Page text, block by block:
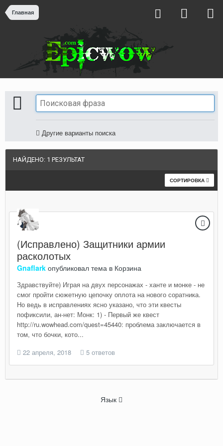
Главная
Другие варианты поиска
НАЙДЕНО: 1 РЕЗУЛЬТАТ
СОРТИРОВКА
(Исправлено) Защитники армии
расколотых
Gnaflark опубликовал тема в Корзина
Здравствуйте) Играя на двух персонажах - ханте и монке - не
смог пройти сюжетную цепочку оплота на нового соратника.
Но ведь в исправлениях ясно указано, что эти квесты
пофиксили, ан-нет: Монк: 1) - Первый же квест
http://ru.wowhead.com/quest=45440: проблема заключается в
том, что бочки, кото...
22 апреля, 2018
5 ответов
Язык